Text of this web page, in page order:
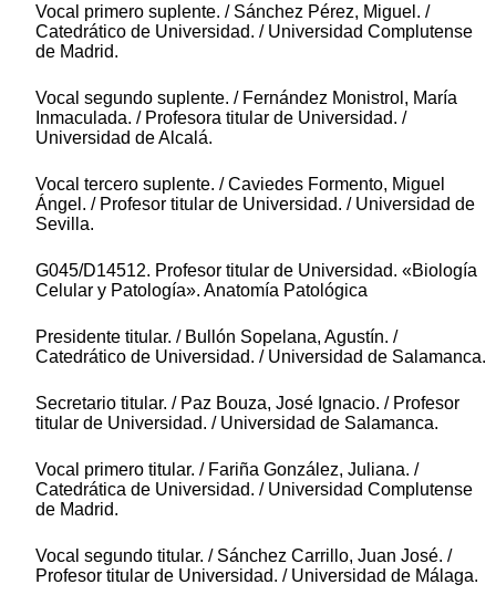
Vocal primero suplente. / Sánchez Pérez, Miguel. /
Catedrático de Universidad. / Universidad Complutense
de Madrid.
Vocal segundo suplente. / Fernández Monistrol, María
Inmaculada. / Profesora titular de Universidad. /
Universidad de Alcalá.
Vocal tercero suplente. / Caviedes Formento, Miguel
Ángel. / Profesor titular de Universidad. / Universidad de
Sevilla.
G045/D14512. Profesor titular de Universidad. «Biología
Celular y Patología». Anatomía Patológica
Presidente titular. / Bullón Sopelana, Agustín. /
Catedrático de Universidad. / Universidad de Salamanca.
Secretario titular. / Paz Bouza, José Ignacio. / Profesor
titular de Universidad. / Universidad de Salamanca.
Vocal primero titular. / Fariña González, Juliana. /
Catedrática de Universidad. / Universidad Complutense
de Madrid.
Vocal segundo titular. / Sánchez Carrillo, Juan José. /
Profesor titular de Universidad. / Universidad de Málaga.